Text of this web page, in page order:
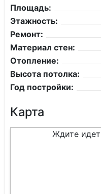
Площадь:
Этажность:
Ремонт:
Материал стен:
Отопление:
Высота потолка:
Год постройки:
Карта
Ждите идет